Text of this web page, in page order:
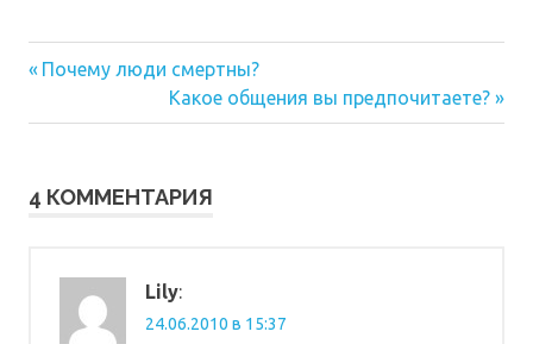
Навигация
по
Предыдущая
Почему люди смертны?
Следующая
запись:
Какое общения вы предпочитаете?
4 КОММЕНТАРИЯ
Lily:
24.06.2010 в 15:37